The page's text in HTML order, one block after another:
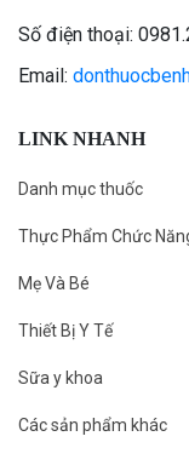
Số điện thoại:
Email:
LINK NHANH
Danh mục thuốc
Thực Phẩm Chức
Mẹ Và Bé
Thiết Bị Y Tế
Sữa y khoa
Các sản phẩm khác